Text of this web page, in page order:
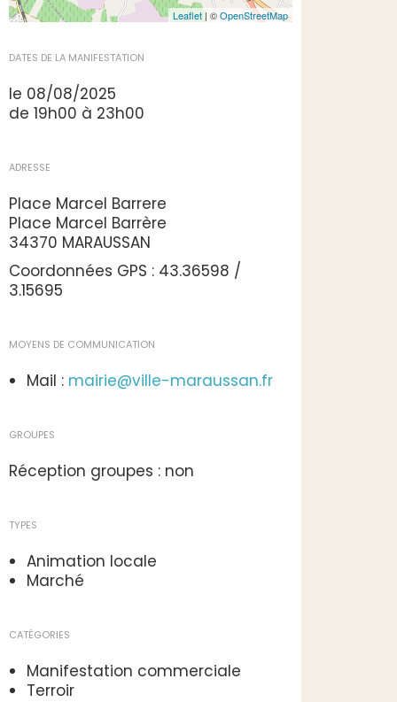
Leaflet| ©OpenStreetMap
DATES DE LA MANIFESTATION
le 08/08/2025
de 19h00 à 23h00
ADRESSE
Place Marcel Barrere
Place Marcel Barrère
34370 MARAUSSAN
Coordonnées GPS : 43.36598 /
3.15695
MOYENS DE COMMUNICATION
Mail : mairie@ville-maraussan.fr
GROUPES
Réception groupes : non
TYPES
Animation locale
Marché
CATÉGORIES
Manifestation commerciale
Terroir